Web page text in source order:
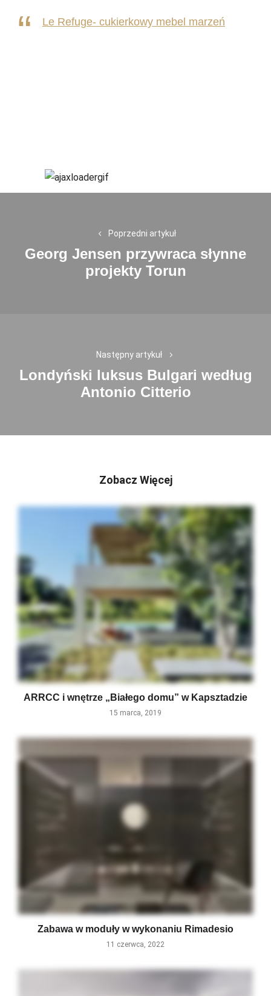
Le Refuge- cukierkowy mebel marzeń
Poprzedni artykuł
Previous
post:
Georg Jensen przywraca słynne
projekty Torun
Następny artykuł
Next
post:
Londyński luksus Bulgari według
Antonio Citterio
Zobacz Więcej
ARRCC i wnętrze „Białego domu” w Kapsztadzie
15 marca, 2019
Zabawa w moduły w wykonaniu Rimadesio
11 czerwca, 2022